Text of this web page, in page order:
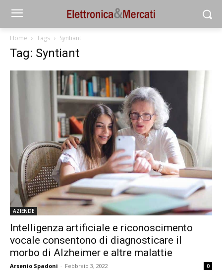
Home Tags Syntiant
Tag: Syntiant
AZIENDE
Intelligenza artificiale e riconoscimento
vocale consentono di diagnosticare il
morbo di Alzheimer e altre malattie
Arsenio Spadoni - Febbraio 3, 2022 0